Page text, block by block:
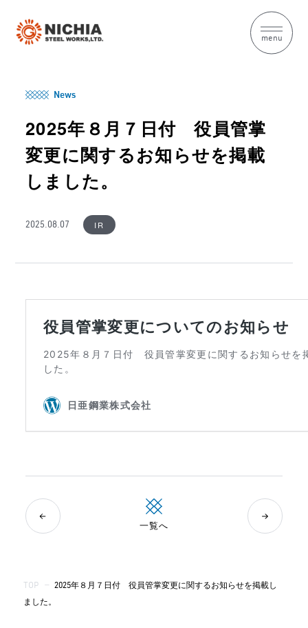
menu
News
2025年８月７日付 役員管掌
変更に関するお知らせを掲載
しました。
2025.08.07 IR
一覧へ
TOP —
2025年８月７日付 役員管掌変更に関するお知らせを掲載し
ました。